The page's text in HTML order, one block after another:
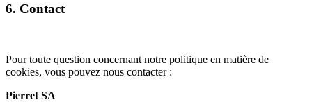
6. Contact
Pour toute question concernant notre politique en matière de
cookies, vous pouvez nous contacter :
Pierret SA